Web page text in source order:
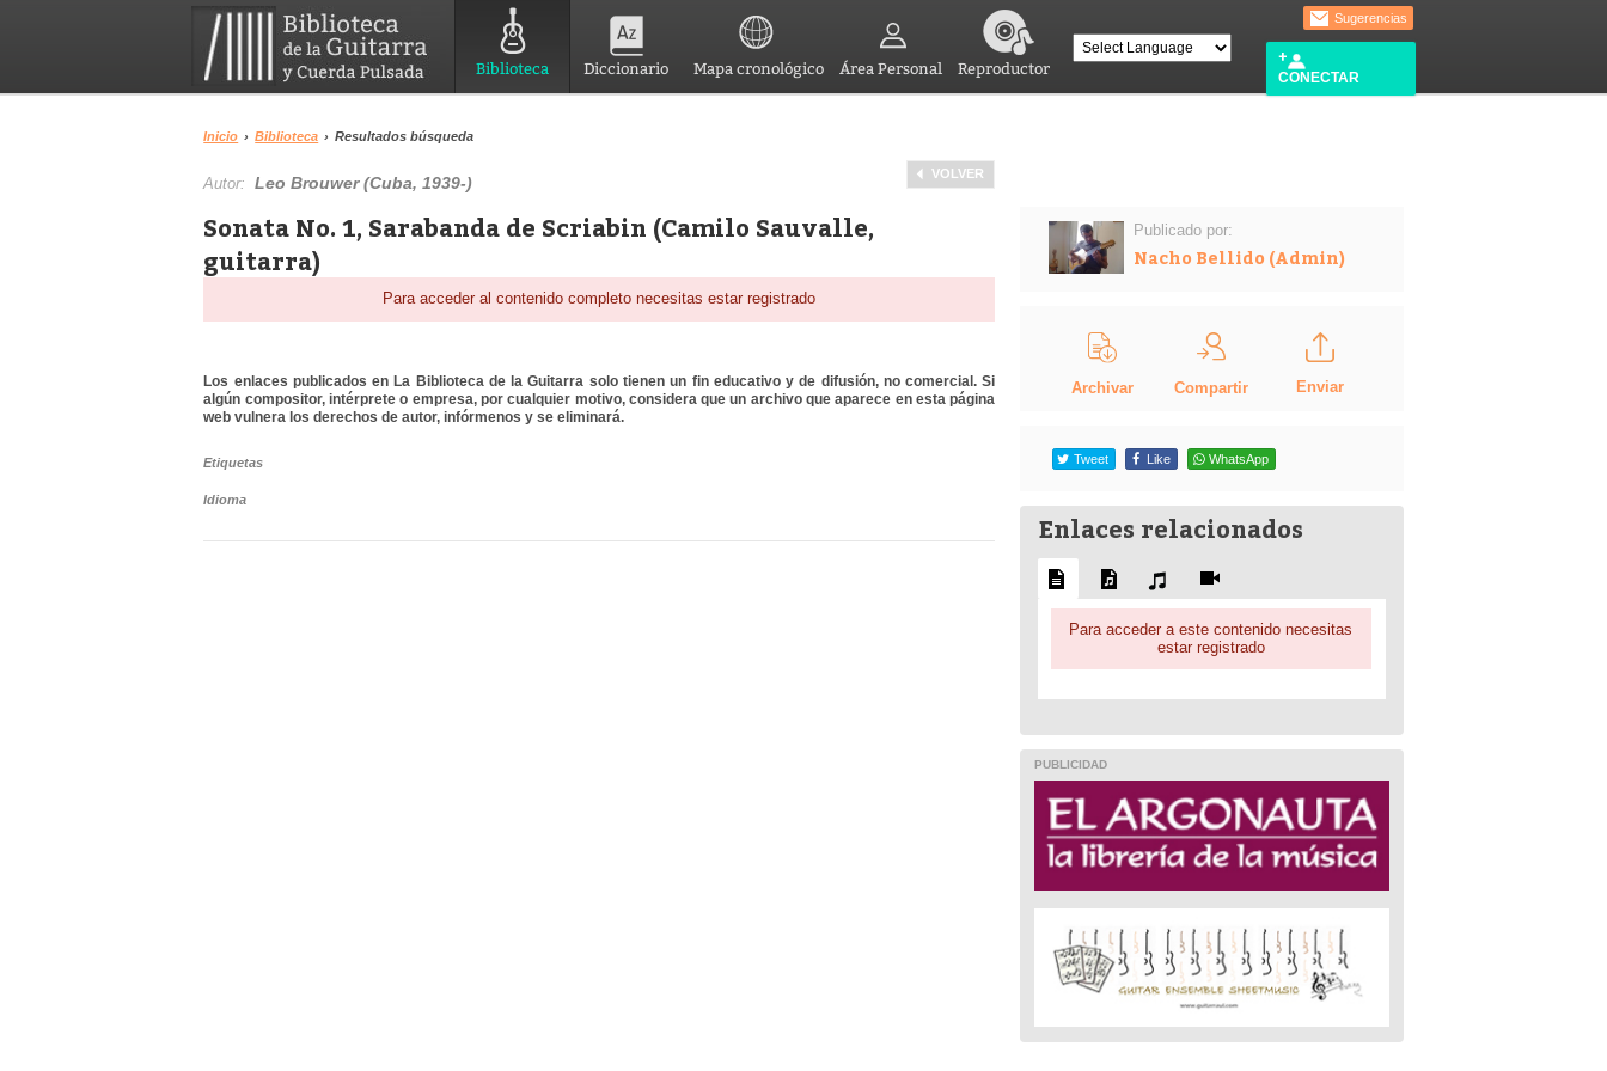
Biblioteca Diccionario Mapa cronológico Área Personal Reproductor
Sugerencias
CONECTAR
Inicio › Biblioteca › Resultados búsqueda
VOLVER
Autor:Leo Brouwer (Cuba, 1939-)
Sonata No. 1, Sarabanda de Scriabin (Camilo Sauvalle,
guitarra)
Para acceder al contenido completo necesitas estar registrado
Los enlaces publicados en La Biblioteca de la Guitarra solo tienen un fin educativo y de difusión, no comercial. Si
algún compositor, intérprete o empresa, por cualquier motivo, considera que un archivo que aparece en esta página
web vulnera los derechos de autor, infórmenos y se eliminará.
Etiquetas
Idioma
Publicado por:
Nacho Bellido (Admin)
Archivar Compartir Enviar
Tweet Like WhatsApp
Enlaces relacionados
Para acceder a este contenido necesitas
estar registrado
PUBLICIDAD